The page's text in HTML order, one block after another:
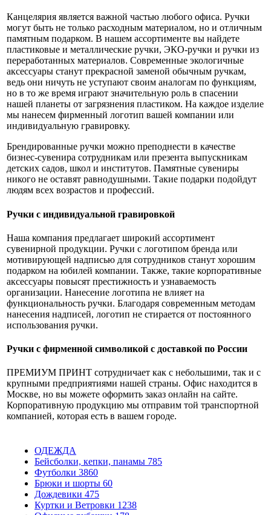
Канцелярия является важной частью любого офиса. Ручки
могут быть не только расходным материалом, но и отличным
памятным подарком. В нашем ассортименте вы найдете
пластиковые и металлические ручки, ЭКО-ручки и ручки из
переработанных материалов. Современные экологичные
аксессуары станут прекрасной заменой обычным ручкам,
ведь они ничуть не уступают своим аналогам по функциям,
но в то же время играют значительную роль в спасении
нашей планеты от загрязнения пластиком. На каждое изделие
мы нанесем фирменный логотип вашей компании или
индивидуальную гравировку.
Брендированные ручки можно преподнести в качестве
бизнес-сувенира сотрудникам или презента выпускникам
детских садов, школ и институтов. Памятные сувениры
никого не оставят равнодушными. Такие подарки подойдут
людям всех возрастов и профессий.
Ручки с индивидуальной гравировкой
Наша компания предлагает широкий ассортимент
сувенирной продукции. Ручки с логотипом бренда или
мотивирующей надписью для сотрудников станут хорошим
подарком на юбилей компании. Также, такие корпоративные
аксессуары повысят престижность и узнаваемость
организации. Нанесение логотипа не влияет на
функциональность ручки. Благодаря современным методам
нанесения надписей, логотип не стирается от постоянного
использования ручки.
Ручки с фирменной символикой с доставкой по России
ПРЕМИУМ ПРИНТ сотрудничает как с небольшими, так и с
крупными предприятиями нашей страны. Офис находится в
Москве, но вы можете оформить заказ онлайн на сайте.
Корпоративную продукцию мы отправим той транспортной
компанией, которая есть в вашем городе.
ОДЕЖДА
Бейсболки, кепки, панамы 785
Футболки 3860
Брюки и шорты 60
Дождевики 475
Куртки и Ветровки 1238